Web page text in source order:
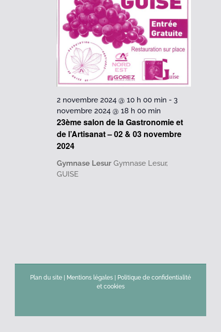
23ème salon de la Gastronomie et
de l’Artisanat – 02 & 03 novembre
2024
2 novembre 2024 @ 10 h 00 min - 3
novembre 2024 @ 18 h 00 min
Gymnase LesurGymnase Lesur,
GUISE
Plan du site | Mentions légales | Politique de confidentialité
et cookies